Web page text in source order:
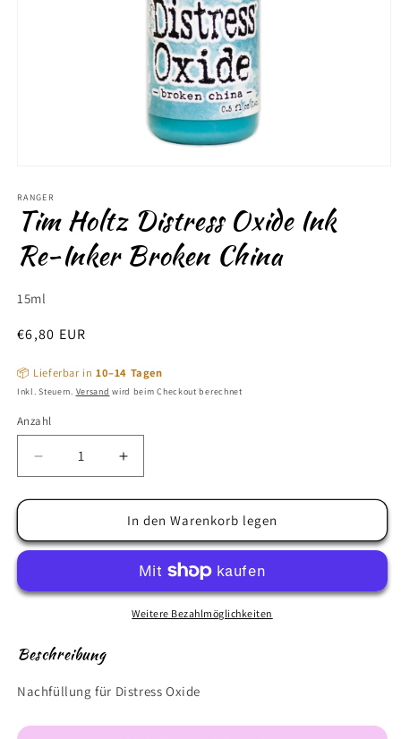
in
Modal
öffnen
RANGER
Tim Holtz Distress Oxide Ink
Re-Inker Broken China
15ml
Normaler
€6,80 EUR
📦 Lieferbar in 10–14 Tagen
Inkl. Steuern. Versand wird beim Checkout berechnet
Anzahl
Anzahl
Verringere
die
Menge
Tim
Oxide
Inker
China
Erhöhe
die
Menge
für
Tim
Distress
Oxide
Ink
China
In den Warenkorb legen
Weitere Bezahlmöglichkeiten
Beschreibung
Nachfüllung für Distress Oxide